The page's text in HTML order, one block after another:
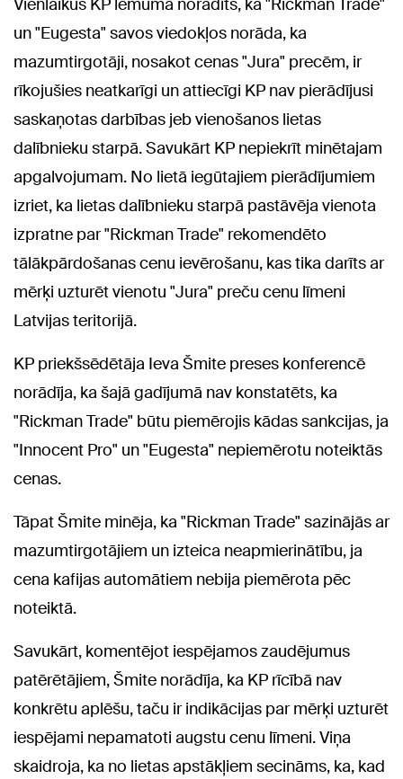
Vienlaikus KP lēmumā norādīts, ka "Rickman Trade"
un "Eugesta" savos viedokļos norāda, ka
mazumtirgotāji, nosakot cenas "Jura" precēm, ir
rīkojušies neatkarīgi un attiecīgi KP nav pierādījusi
saskaņotas darbības jeb vienošanos lietas
dalībnieku starpā. Savukārt KP nepiekrīt minētajam
apgalvojumam. No lietā iegūtajiem pierādījumiem
izriet, ka lietas dalībnieku starpā pastāvēja vienota
izpratne par "Rickman Trade" rekomendēto
tālākpārdošanas cenu ievērošanu, kas tika darīts ar
mērķi uzturēt vienotu "Jura" preču cenu līmeni
Latvijas teritorijā.
KP priekšsēdētāja Ieva Šmite preses konferencē
norādīja, ka šajā gadījumā nav konstatēts, ka
"Rickman Trade" būtu piemērojis kādas sankcijas, ja
"Innocent Pro" un "Eugesta" nepiemērotu noteiktās
cenas.
Tāpat Šmite minēja, ka "Rickman Trade" sazinājās ar
mazumtirgotājiem un izteica neapmierinātību, ja
cena kafijas automātiem nebija piemērota pēc
noteiktā.
Savukārt, komentējot iespējamos zaudējumus
patērētājiem, Šmite norādīja, ka KP rīcībā nav
konkrētu aplēšu, taču ir indikācijas par mērķi uzturēt
iespējami nepamatoti augstu cenu līmeni. Viņa
skaidroja, ka no lietas apstākļiem secināms, ka, kad